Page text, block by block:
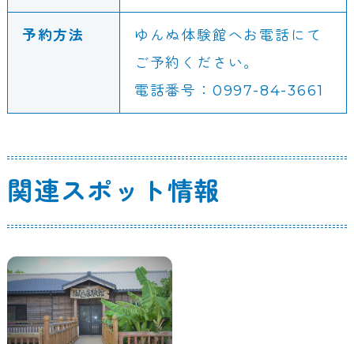
予約方法
ゆんぬ体験館へお電話にて
ご予約ください。
電話番号：0997-84-3661
関連スポット情報